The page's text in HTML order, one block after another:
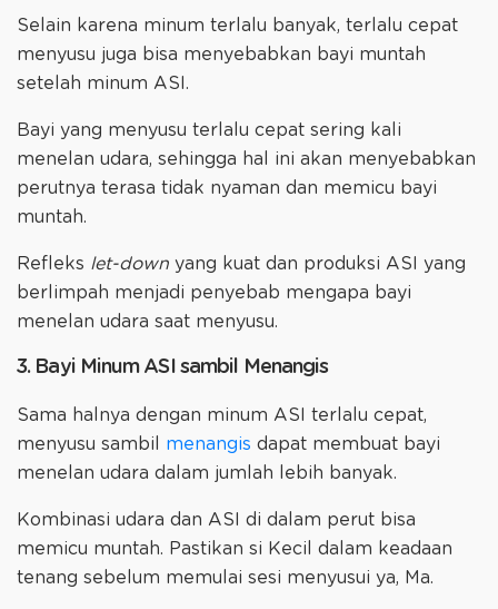
Selain karena minum terlalu banyak, terlalu cepat
menyusu juga bisa menyebabkan bayi muntah
setelah minum ASI.
Bayi yang menyusu terlalu cepat sering kali
menelan udara, sehingga hal ini akan menyebabkan
perutnya terasa tidak nyaman dan memicu bayi
muntah.
Refleks let-down yang kuat dan produksi ASI yang
berlimpah menjadi penyebab mengapa bayi
menelan udara saat menyusu.
3. Bayi Minum ASI sambil Menangis
Sama halnya dengan minum ASI terlalu cepat,
menyusu sambil menangis dapat membuat bayi
menelan udara dalam jumlah lebih banyak.
Kombinasi udara dan ASI di dalam perut bisa
memicu muntah. Pastikan si Kecil dalam keadaan
tenang sebelum memulai sesi menyusui ya, Ma.